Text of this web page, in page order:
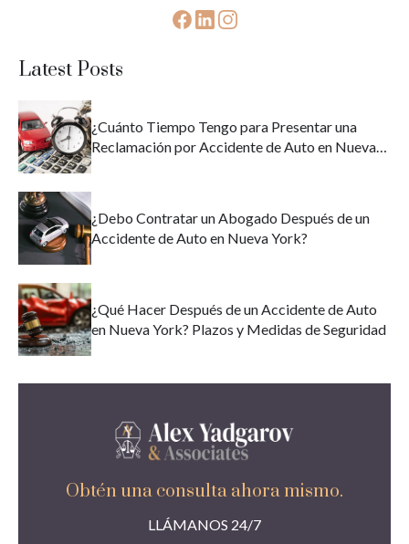
Latest Posts
¿Cuánto Tiempo Tengo para Presentar una
Reclamación por Accidente de Auto en Nueva
¿Debo Contratar un Abogado Después de un
Accidente de Auto en Nueva York?
¿Qué Hacer Después de un Accidente de Auto
en Nueva York? Plazos y Medidas de Seguridad
Obtén una consulta ahora mismo.
LLÁMANOS 24/7